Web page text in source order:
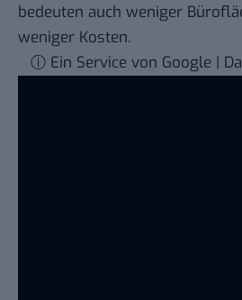
bedeuten auch weniger
weniger Kosten.
ⓘ Ein Service von Google |